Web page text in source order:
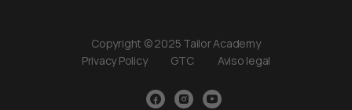
Copyright © 2025 Tailor Academy
Privacy Policy
GTC Aviso legal